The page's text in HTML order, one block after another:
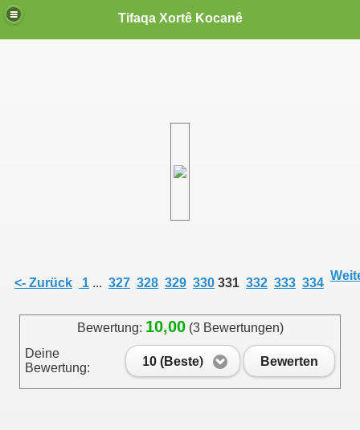
Tifaqa Xortê Kocanê
<- Zurück 1 ... 327 328 329 330 331 332 333 334
Bewertung: 10,00(3 Bewertungen)
Deine
Bewertung:
10 (Beste) Bewerten